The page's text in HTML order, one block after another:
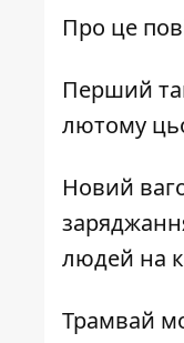
Про це
Перший
лютому
Новий
людей на
Трамвай